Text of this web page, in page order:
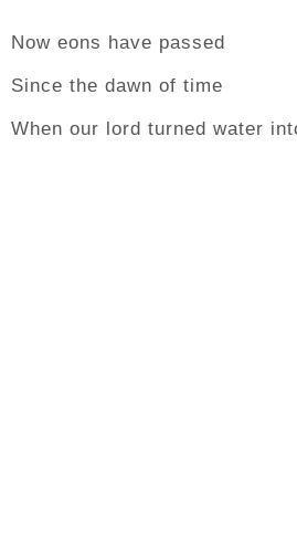
Now eons have passed
Since the dawn of time
When our lord turned water